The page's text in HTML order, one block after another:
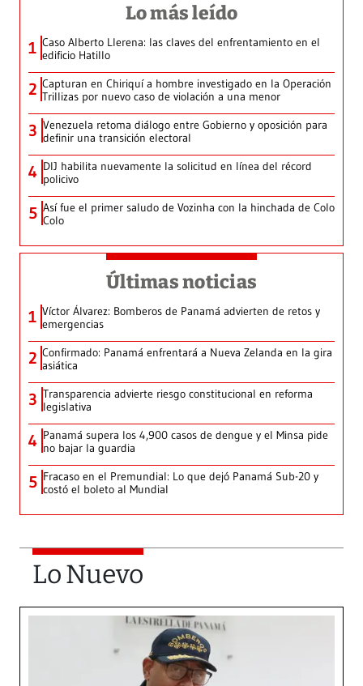
Lo más leído
1 Caso Alberto Llerena: las claves del enfrentamiento en el
edificio Hatillo
2 Capturan en Chiriquí a hombre investigado en la Operación
Trillizas por nuevo caso de violación a una menor
3 Venezuela retoma diálogo entre Gobierno y oposición para
definir una transición electoral
4 DIJ habilita nuevamente la solicitud en línea del récord
policivo
5 Así fue el primer saludo de Vozinha con la hinchada de Colo
Colo
Últimas noticias
1 Víctor Álvarez: Bomberos de Panamá advierten de retos y
emergencias
2 Confirmado: Panamá enfrentará a Nueva Zelanda en la gira
asiática
3 Transparencia advierte riesgo constitucional en reforma
legislativa
4 Panamá supera los 4,900 casos de dengue y el Minsa pide
no bajar la guardia
5 Fracaso en el Premundial: Lo que dejó Panamá Sub-20 y
costó el boleto al Mundial
Lo Nuevo